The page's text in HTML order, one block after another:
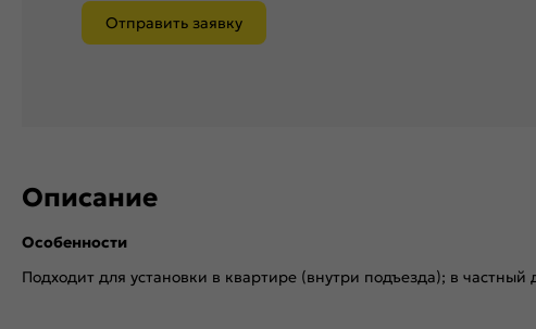
Отправить заявку
Описание
Особенности
Подходит для установки в квартире (внутри подъезда); в частный